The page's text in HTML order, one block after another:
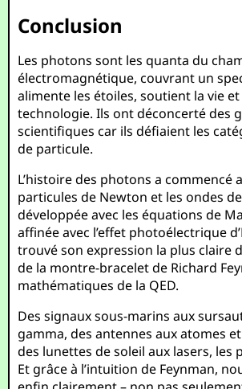
Conclusion
Les photons sont les quanta du
électromagnétique, couvrant un
alimente les étoiles, soutient la vie
technologie. Ils ont déconcerté des
scientifiques car ils défiaient les
de particule.
L’histoire des photons a commencé
particules de Newton et les ondes de
développée avec les équations de
affinée avec l’effet photoélectrique
trouvé son expression la plus claire
de la montre-bracelet de Richard
mathématiques de la QED.
Des signaux sous-marins aux
gamma, des antennes aux atomes
des lunettes de soleil aux lasers, les
Et grâce à l’intuition de Feynman,